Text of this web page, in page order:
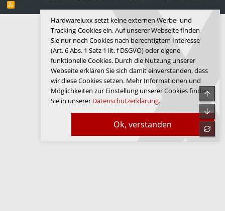
R
Ok, verstanden
Hardwareluxx setzt keine externen Werbe- und
Tracking-Cookies ein. Auf unserer Webseite finden
Sie nur noch Cookies nach berechtigtem Interesse
(Art. 6 Abs. 1 Satz 1 lit. f DSGVO) oder eigene
funktionelle Cookies. Durch die Nutzung unserer
Webseite erklären Sie sich damit einverstanden, dass
wir diese Cookies setzen. Mehr Informationen und
Möglichkeiten zur Einstellung unserer Cookies finden
Sie in unserer Datenschutzerklärung.